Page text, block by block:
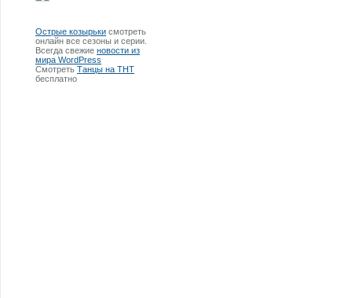
Острые козырьки смотреть
онлайн все сезоны и серии.
Всегда свежие новости из
мира WordPress
Смотреть Танцы на ТНТ
бесплатно